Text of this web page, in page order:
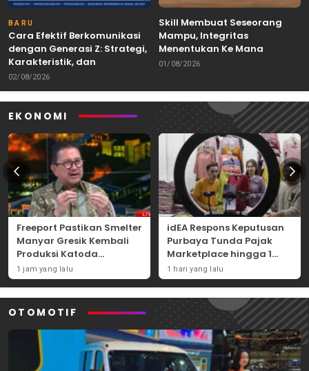
BARU
Cara Efektif Berkomunikasi
dengan Generasi Z: Strategi,
Karakteristik, dan
Tantangannya
02/08/2026
Skill Membuat Seseorang
Mampu, Integritas
Menentukan Ke Mana
Kemampuan Itu Dibawa
01/08/2026
EKONOMI
Freeport Pastikan Smelter
Manyar Gresik Kembali
Produksi Katoda
Tembaga Mulai
September 2026
1 jam yang lalu
idEA Respons Keputusan
Purbaya Tunda Pajak
Marketplace hingga 1
November 2026
1 hari yang lalu
OTOMOTIF